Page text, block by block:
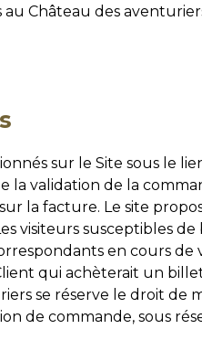
au Château des
sur le Site sous le
la validation de la
la facture. Le site
visiteurs susceptibles
en cours
qui achèterait un
se réserve le droit de
de commande, sous